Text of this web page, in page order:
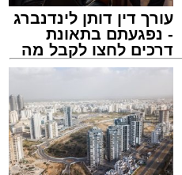
עורך דין דותן לינדנברג
- נפגעתם בתאונת
דרכים לחצו לקבל מה
שמגיע לכם